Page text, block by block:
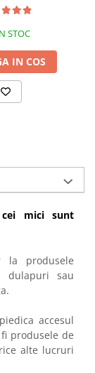
STOC
IN COS
mici sunt
la produsele
dulapuri sau
accesul
produsele de
alte lucruri